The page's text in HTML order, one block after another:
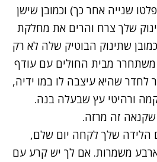
שנייה אחר כך) וכמובן שישן
שלך צרח והרים את מחלקת
שתינוק הבוטיק שלה לא רק
מבית החולים עם עודף
גרם – ישר לחדר שהיא עיצבה לו במו ידיה,
ורהיטי עץ שבעלה בנה.
שקנאה זה מרזה.
הלידה שלך לקחה יום שלם,
משמרות. אם לך יש קרע עם